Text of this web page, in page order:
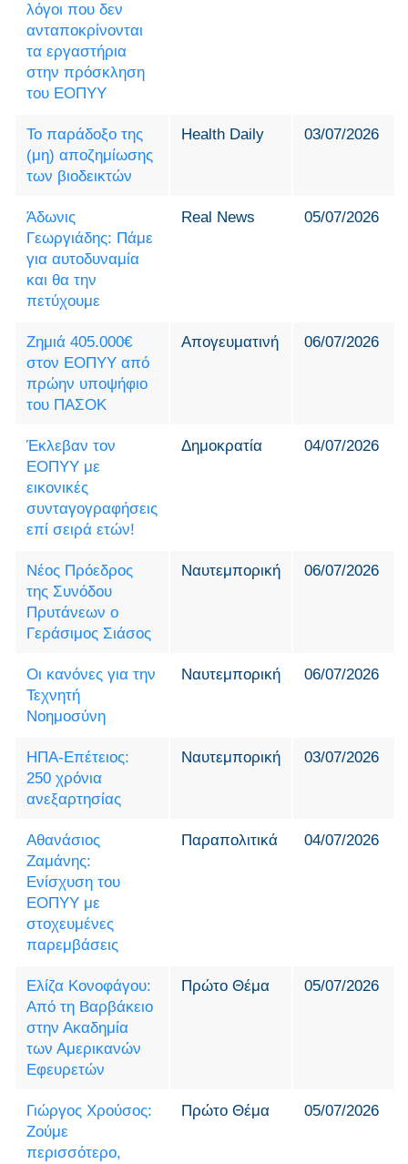
λόγοι που δεν
ανταποκρίνονται
τα εργαστήρια
στην πρόσκληση
του ΕΟΠΥΥ
Το παράδοξο της
(μη) αποζημίωσης
των βιοδεικτών
Health Daily 03/07/2026
Άδωνις
Γεωργιάδης: Πάμε
για αυτοδυναμία
και θα την
πετύχουμε
Real News 05/07/2026
Ζημιά 405.000€
στον ΕΟΠΥΥ από
πρώην υποψήφιο
του ΠΑΣΟΚ
Απογευματινή 06/07/2026
Έκλεβαν τον
ΕΟΠΥΥ με
εικονικές
συνταγογραφήσεις
επί σειρά ετών!
Δημοκρατία 04/07/2026
Νέος Πρόεδρος
της Συνόδου
Πρυτάνεων ο
Γεράσιμος Σιάσος
Ναυτεμπορική 06/07/2026
Οι κανόνες για την
Τεχνητή
Νοημοσύνη
Ναυτεμπορική 06/07/2026
ΗΠΑ-Επέτειος:
250 χρόνια
ανεξαρτησίας
Ναυτεμπορική 03/07/2026
Αθανάσιος
Ζαμάνης:
Ενίσχυση του
ΕΟΠΥΥ με
στοχευμένες
παρεμβάσεις
Παραπολιτικά 04/07/2026
Ελίζα Κονοφάγου:
Από τη Βαρβάκειο
στην Ακαδημία
των Αμερικανών
Εφευρετών
Πρώτο Θέμα 05/07/2026
Γιώργος Χρούσος:
Ζούμε
περισσότερο,
Πρώτο Θέμα 05/07/2026